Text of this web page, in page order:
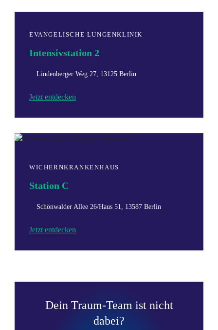
EVANGELISCHE LUNGENKLINIK
Intensivstation 2
Lindenberger Weg 27, 13125 Berlin
Jetzt entdecken
WICHERNKRANKENHAUS
Station C
Schönwalder Allee 26/Haus 51, 13587 Berlin
Jetzt entdecken
Dein Traum-Team ist nicht
dabei?